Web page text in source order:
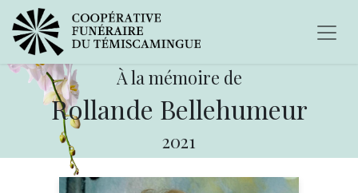
À la mémoire de
Rollande Bellehumeur
2021